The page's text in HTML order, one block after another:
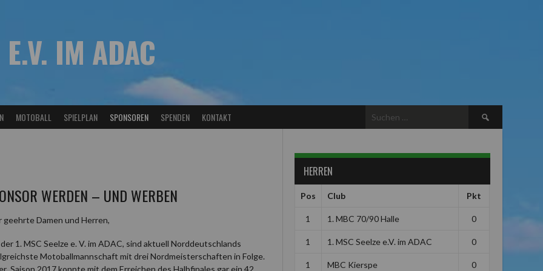
E.V. IM ADAC
MOTOBALL SPIELPLAN SPONSOREN SPENDEN KONTAKT
Suchen
nach:
WERDEN – UND WERBEN
geehrte Damen und Herren,
1. MSC Seelze e. V. im ADAC, sind aktuell Norddeutschlands
Motoballmannschaft mit drei Nordmeisterschaften in Folge.
Saison 2017 konnte mit dem Erreichen des Halbfinales gar ein 42
HERREN
Pos Club Pkt
1 1. MBC 70/90 Halle 0
1 1. MSC Seelze e.V. im ADAC 0
1 MBC Kierspe 0